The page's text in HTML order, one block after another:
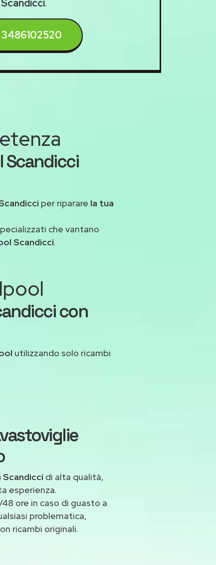
Scandicci.
3486102520
Scandicci
per riparare la tua
che vantano
Scandicci.
con
utilizzando solo ricambi
di alta qualità,
esperienza.
ore in caso di guasto a
problematica,
ricambi originali.